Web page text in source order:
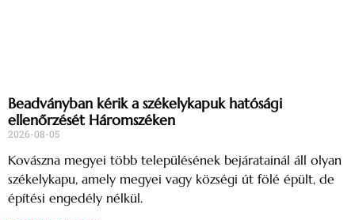
Beadványban kérik a székelykapuk hatósági
ellenőrzését Háromszéken
2026-08-05
Kovászna megyei több településének bejáratainál áll olyan
székelykapu, amely megyei vagy községi út fölé épült, de
építési engedély nélkül.